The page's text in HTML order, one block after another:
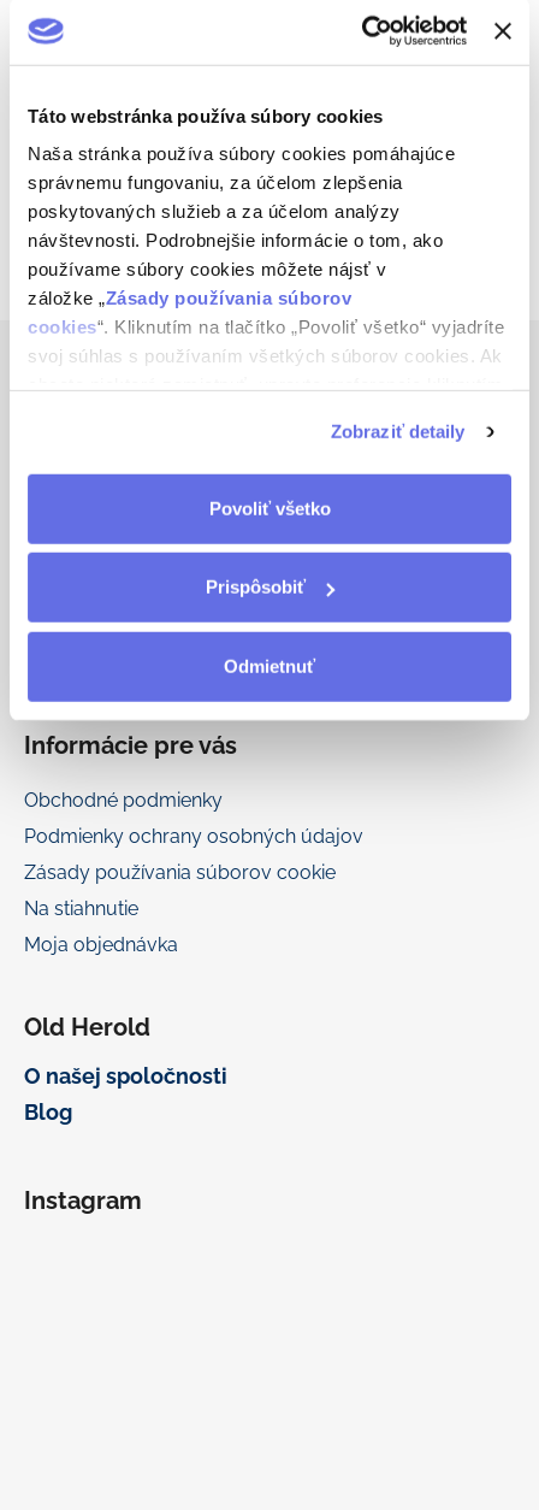
Táto webstránka používa súbory cookies
Naša stránka používa súbory cookies pomáhajúce
správnemu fungovaniu, za účelom zlepšenia
poskytovaných služieb a za účelom analýzy
návštevnosti. Podrobnejšie informácie o tom, ako
používame súbory cookies môžete nájsť v
záložke „Zásady používania súborov
cookies“. Kliknutím na tlačítko „Povoliť všetko“ vyjadríte
svoj súhlas s používaním všetkých súborov cookies. Ak
Zobraziť detaily
Povoliť všetko
Prispôsobiť
Odmietnuť
Starostlivý prístup
Tradičný alkohol
Popis
p Kontakt
oldherold.sk
+421 917 777 166
Informácie pre vás
Obchodné podmienky
Podmienky ochrany osobných údajov
Zásady používania súborov cookie
Na stiahnutie
Moja objednávka
Old Herold
O našej spoločnosti
Blog
Instagram